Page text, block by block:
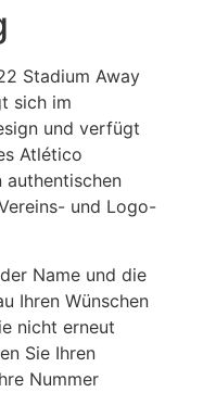
Stadium Away
sich im
und verfügt
Atlético
und Logo-
Name und die
Ihren Wünschen
nicht erneut
Sie Ihren
Nummer